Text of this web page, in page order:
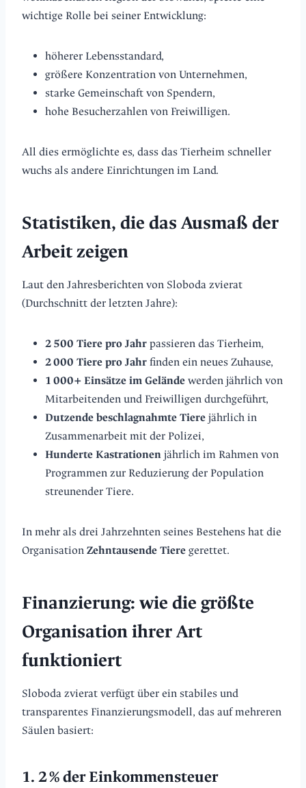
wichtige Rolle bei seiner Entwicklung:
höherer Lebensstandard,
größere Konzentration von Unternehmen,
starke Gemeinschaft von Spendern,
hohe Besucherzahlen von Freiwilligen.
All dies ermöglichte es, dass das Tierheim schneller
wuchs als andere Einrichtungen im Land.
Statistiken, die das Ausmaß der
Arbeit zeigen
Laut den Jahresberichten von Sloboda zvierat
(Durchschnitt der letzten Jahre):
2 500 Tiere pro Jahr passieren das Tierheim,
2 000 Tiere pro Jahr finden ein neues Zuhause,
1 000+ Einsätze im Gelände werden jährlich von
Mitarbeitenden und Freiwilligen durchgeführt,
Dutzende beschlagnahmte Tiere jährlich in
Zusammenarbeit mit der Polizei,
Hunderte Kastrationen jährlich im Rahmen von
Programmen zur Reduzierung der Population
streunender Tiere.
In mehr als drei Jahrzehnten seines Bestehens hat die
Organisation Zehntausende Tiere gerettet.
Finanzierung: wie die größte
Organisation ihrer Art
funktioniert
Sloboda zvierat verfügt über ein stabiles und
transparentes Finanzierungsmodell, das auf mehreren
Säulen basiert:
1. 2 % der Einkommensteuer